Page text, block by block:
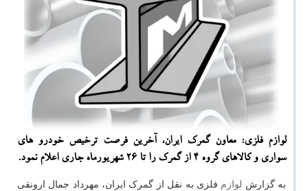
لوازم فلزی: معاون گمرك ایران، آخرین فرصت ترخیص خودرو های
سواری و كالاهای گروه ۴ از گمرك را تا ۲۶ شهریورماه جاری اعلام نمود.
به گزارش لوازم فلزی به نقل از گمرک ایران، مهرداد جمال ارونقی